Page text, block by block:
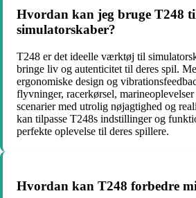
Hvordan kan jeg bruge T248
simulatorskaber?
T248 er det ideelle værktøj til
bringe liv og autenticitet til deres spil.
ergonomiske design og
flyvninger, racerkørsel,
scenarier med utrolig nøjagtighed og
kan tilpasse T248s indstillinger og
perfekte oplevelse til deres spillere.
Hvordan kan T248 forbedre